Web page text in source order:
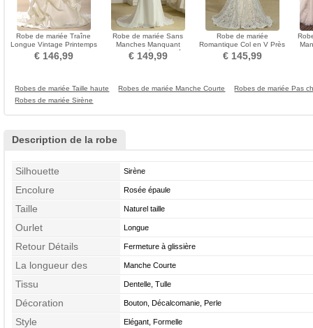
Robe de mariée Traîne
Longue Vintage Printemps
A-ligne Tube droit
€ 146,99
Robe de mariée Sans
Manches Manquant
Printemps Elégant Traîne
Moyenne
€ 149,99
Robe de mariée
Romantique Col en V Près
du corps Dentelle De plein
air
€ 145,99
Robes de mariée Taille haute Robes de mariée Manche Courte
Robes de mariée Pas
Robes de mariée Sirène
Description de la robe
Silhouette Sirène
Encolure Rosée épaule
Taille Naturel taille
Ourlet Longue
Retour Détails Fermeture à glissière
La longueur des
manches
Manche Courte
Tissu Dentelle, Tulle
Décoration Bouton, Décalcomanie, Perle
Style Elégant, Formelle